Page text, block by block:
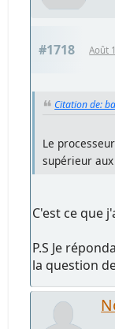
#1718 Août
Citation de:
Le
supérieur
C'est ce que
P.S Je
la question